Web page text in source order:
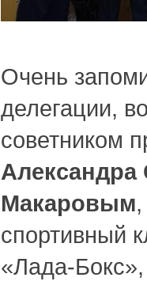
Очень
делегации,
советником
Макаровым
спортивный
«Лада-